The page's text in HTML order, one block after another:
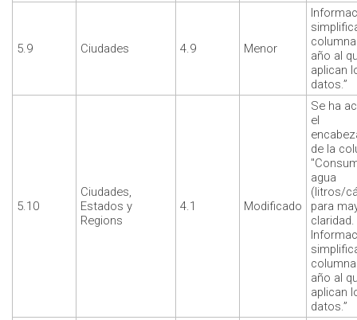
5.9 Ciudades 4.9 Menor
año al
aplican
datos.”
5.10
Ciudades,
Estados y
Regions
4.1 Modificado
Se ha
el
de la
agua
(litros/
para
claridad.
año al
aplican
datos.”